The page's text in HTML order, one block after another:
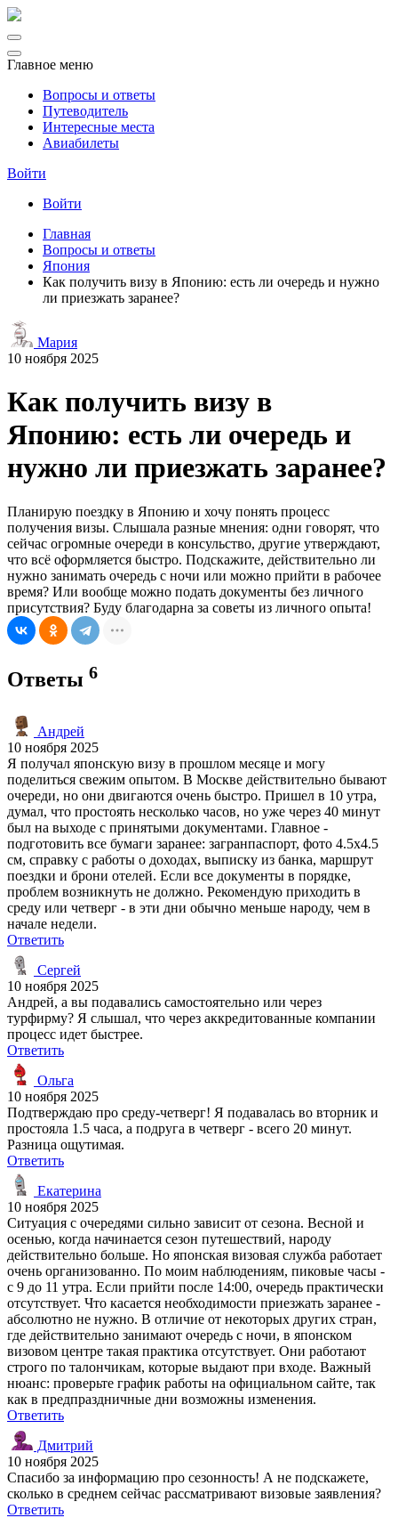
Главное меню
Вопросы и ответы
Путеводитель
Интересные места
Авиабилеты
Войти
Войти
Главная
Вопросы и ответы
Япония
Как получить визу в Японию: есть ли очередь и нужно
ли приезжать заранее?
Мария
10 ноября 2025
Как получить визу в
Японию: есть ли очередь и
нужно ли приезжать заранее?
Планирую поездку в Японию и хочу понять процесс
получения визы. Слышала разные мнения: одни говорят, что
сейчас огромные очереди в консульство, другие утверждают,
что всё оформляется быстро. Подскажите, действительно ли
нужно занимать очередь с ночи или можно прийти в рабочее
время? Или вообще можно подать документы без личного
присутствия? Буду благодарна за советы из личного опыта!
Ответы 6
Андрей
10 ноября 2025
Я получал японскую визу в прошлом месяце и могу
поделиться свежим опытом. В Москве действительно бывают
очереди, но они двигаются очень быстро. Пришел в 10 утра,
думал, что простоять несколько часов, но уже через 40 минут
был на выходе с принятыми документами. Главное -
подготовить все бумаги заранее: загранпаспорт, фото 4.5х4.5
см, справку с работы о доходах, выписку из банка, маршрут
поездки и брони отелей. Если все документы в порядке,
проблем возникнуть не должно. Рекомендую приходить в
среду или четверг - в эти дни обычно меньше народу, чем в
начале недели.
Ответить
Сергей
10 ноября 2025
Андрей, а вы подавались самостоятельно или через
турфирму? Я слышал, что через аккредитованные компании
процесс идет быстрее.
Ответить
Ольга
10 ноября 2025
Подтверждаю про среду-четверг! Я подавалась во вторник и
простояла 1.5 часа, а подруга в четверг - всего 20 минут.
Разница ощутимая.
Ответить
Екатерина
10 ноября 2025
Ситуация с очередями сильно зависит от сезона. Весной и
осенью, когда начинается сезон путешествий, народу
действительно больше. Но японская визовая служба работает
очень организованно. По моим наблюдениям, пиковые часы -
с 9 до 11 утра. Если прийти после 14:00, очередь практически
отсутствует. Что касается необходимости приезжать заранее -
абсолютно не нужно. В отличие от некоторых других стран,
где действительно занимают очередь с ночи, в японском
визовом центре такая практика отсутствует. Они работают
строго по талончикам, которые выдают при входе. Важный
нюанс: проверьте график работы на официальном сайте, так
как в предпраздничные дни возможны изменения.
Ответить
Дмитрий
10 ноября 2025
Спасибо за информацию про сезонность! А не подскажете,
сколько в среднем сейчас рассматривают визовые заявления?
Ответить